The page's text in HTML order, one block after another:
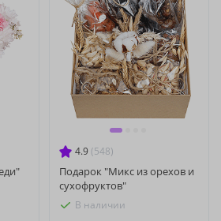
4.9 (548)
Подарок "Микс из орехов и
сухофруктов"
В наличии